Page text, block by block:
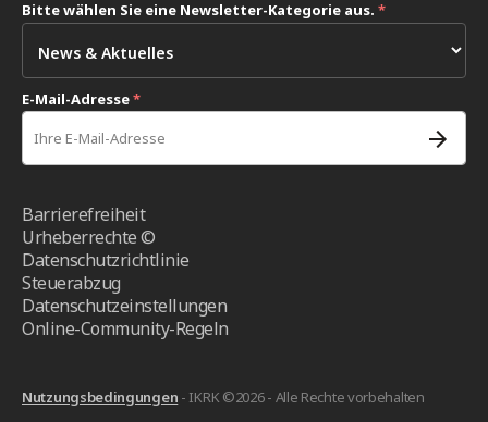
Bitte wählen Sie eine Newsletter-Kategorie aus. *
E-Mail-Adresse*
Barrierefreiheit
Urheberrechte ©
Datenschutzrichtlinie
Steuerabzug
Datenschutzeinstellungen
Online-Community-Regeln
Nutzungsbedingungen - IKRK ©2026 - Alle Rechte vorbehalten